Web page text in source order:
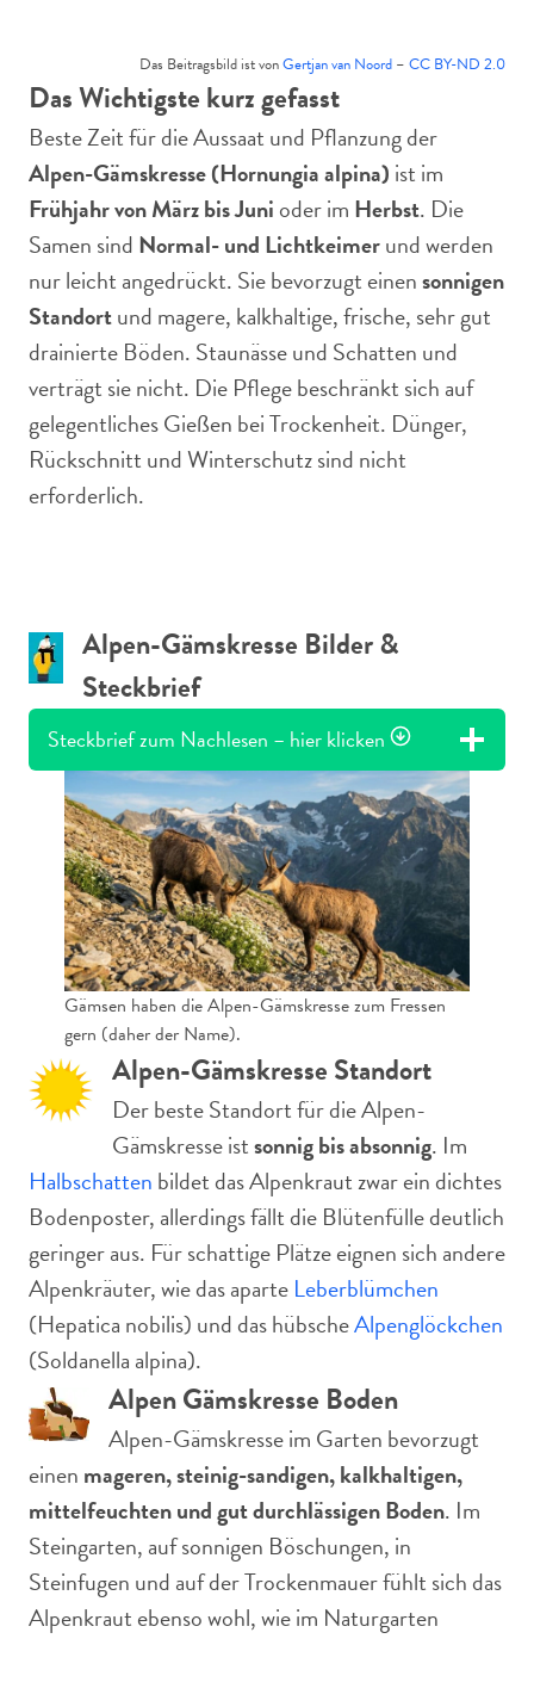
Das Beitragsbild ist vonGertjan van Noord – CC BY-ND 2.0
Das Wichtigste kurz gefasst
Beste Zeit für die Aussaat und Pflanzung der
Alpen-Gämskresse (Hornungia alpina) ist im
Frühjahr von März bis Juni oder im Herbst. Die
Samen sind Normal- und Lichtkeimerund werden
nur leicht angedrückt. Sie bevorzugt einensonnigen
Standortund magere, kalkhaltige, frische, sehr gut
drainierte Böden. Staunässe und Schatten und
verträgt sie nicht. Die Pflege beschränkt sich auf
gelegentliches Gießen bei Trockenheit. Dünger,
Rückschnitt und Winterschutz sind nicht
erforderlich.
Alpen-Gämskresse Bilder &
Steckbrief
Steckbrief zum Nachlesen – hier klicken
Gämsen haben die Alpen-Gämskresse zum Fressen
gern (daher der Name).
Alpen-Gämskresse Standort
Der beste Standort für die Alpen-
Gämskresse istsonnig bis absonnig. Im
Halbschatten bildet das Alpenkraut zwar ein dichtes
Bodenposter, allerdings fällt die Blütenfülle deutlich
geringer aus. Für schattige Plätze eignen sich andere
Alpenkräuter, wie das aparte Leberblümchen
(Hepatica nobilis) und das hübscheAlpenglöckchen
(Soldanella alpina).
Alpen Gämskresse Boden
Alpen-Gämskresse im Garten bevorzugt
einen mageren, steinig-sandigen, kalkhaltigen,
mittelfeuchten und gut durchlässigen Boden. Im
Steingarten, auf sonnigen Böschungen, in
Steinfugen und auf der Trockenmauer fühlt sich das
Alpenkraut ebenso wohl, wie im Naturgarten